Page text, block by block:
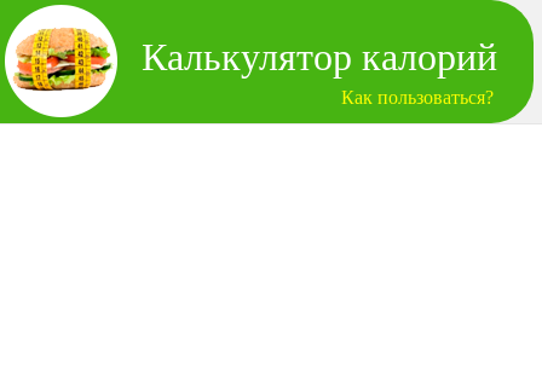
Калькулятор калорий
Как пользоваться?